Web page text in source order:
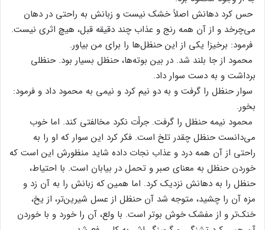
حس‌ کرد دهانش‌ اصلاً خشک‌ نیست‌ و زبانش‌ به‌ راحتی‌ در دهان‌
می‌چرخد و از آن‌ همه‌ رنج‌ و عذاب‌ چند دقیقه‌ قبل‌، هیچ‌ اثری‌ نیست‌.
فرمود: برخیز! یکی‌ از این‌ حنظل‌ها را برای‌ من‌ بیاور.
محمود از جا بلند شد. در بین‌ بوته‌ها، حنظل‌ بسیار بود. حنظلی‌
برداشت‌ و به‌ دست‌ سوار داد.
سوار حنظل‌ را گرفت‌ و به‌ دو نیم‌ کرد و نیمی‌ به‌ محمود داد و فرمود:
بخور.
محمود نیمه‌ حنظل‌ را گرفت‌. جرأت‌ نکرد مخالفتی‌ کند. اما خوب‌
می‌دانست‌ حنظل‌ چقدر تلخ‌ است‌. فکر کرد این‌ سوار که‌ او را به‌
راحتی‌ از آن‌ همه‌ درد و عذاب‌ نجات‌ داده‌ شاید منظورش‌ این‌ است‌ که‌
خوردن‌ حنظل‌ به‌ معنای‌ صبر و تحمل‌ در بیابان‌ است‌. با احتیاط‌،
حنظل‌ را به‌ دهانش‌ نزدیک‌ کرد. اما همین‌ که‌ زبانش‌ را به‌ آن‌ زد و
مزه‌ آن‌ را چشید، متوجه‌ شد آن‌ حنظل‌ از عسل‌ شیرین‌تر، از یخ‌،
خنک‌تر و از مفشک‌ خوش‌ بوتر است‌. با ولع‌، آن‌ را خورد و با خوردن‌